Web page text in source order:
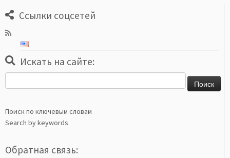
Ссылки соцсетей
Искать на сайте:
Поиск по ключевым словам
Search by keywords
Обратная связь: